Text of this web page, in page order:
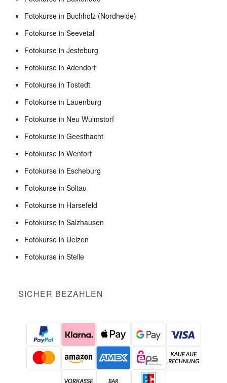
Fotokurse in Buchholz (Nordheide)
Fotokurse in Seevetal
Fotokurse in Jesteburg
Fotokurse in Adendorf
Fotokurse in Tostedt
Fotokurse in Lauenburg
Fotokurse in Neu Wulmstorf
Fotokurse in Geesthacht
Fotokurse in Wentorf
Fotokurse in Escheburg
Fotokurse in Soltau
Fotokurse in Harsefeld
Fotokurse in Salzhausen
Fotokurse in Uelzen
Fotokurse in Stelle
SICHER BEZAHLEN